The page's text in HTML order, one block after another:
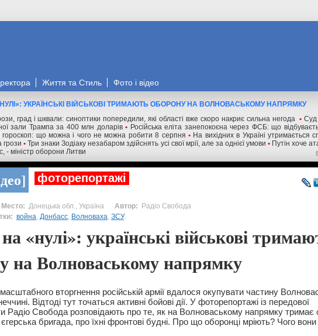
Життя та Стиль Фото і відео
УКРАЇНСЬКІ ВІЙСЬКОВІ ТРИМАЮТЬ ОБОРОНУ НА ВОЛНОВАСЬКОМУ НАПРЯМКУ
град і шквали: синоптики попередили, які області вже скоро накриє сильна негода •
зали Трампа за 400 млн доларів • Російська еліта занепокоєна через ФСБ: що
гороскоп: що можна і чого не можна робити 8 серпня • На вихідних в Україні утримається
грози • Три знаки Зодіаку незабаром здійснять усі свої мрії, але за однієї умови • Путін хоче
- міністр оборони Литви
фоторепортажі
Донецька обл., Україна
Радіо Свобода
война, Донбасс, Волноваха, ЗСУ.
«нулі»: українські військові
на Волноваському напрямку
вторгнення російській армії вдалося окупувати частину
Відтоді тут точаться активні бойові дії. У фоторепортажі із передової
Радіо Свобода розповідають про те, як на Волноваському напрямку тримає
бригада, про їхні фронтові будні. Про що оборонці мріють? Чого